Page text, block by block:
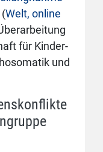
Welt, online
für Kinder-
und